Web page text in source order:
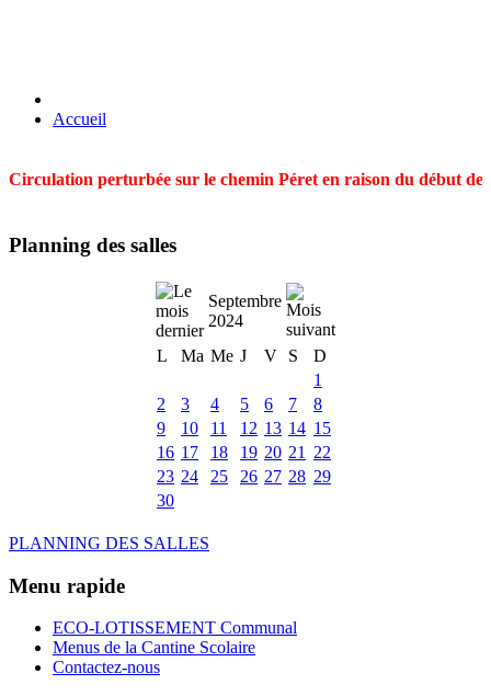
Accueil
Circulation perturbée sur le chemin Péret en raison du début
Planning des salles
Septembre
2024
L
Ma Me J V S
D
1
2
3 4 5 6 7
8
9
10 11 12 13 14 15
16 17 18 19 20 21
22
23 24 25 26 27 28 29
30
PLANNING DES SALLES
Menu rapide
ECO-LOTISSEMENT Communal
Menus de la Cantine Scolaire
Contactez-nous